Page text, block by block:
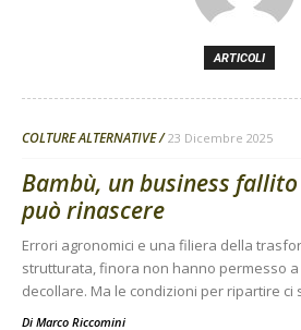
ARTICOLI
COLTURE ALTERNATIVE 23 Dicembre 2025
Bambù, un business
può rinascere
Errori agronomici e una filiera della
strutturata, finora non hanno permesso
decollare. Ma le condizioni per ripartire ci
Di Marco Riccomini